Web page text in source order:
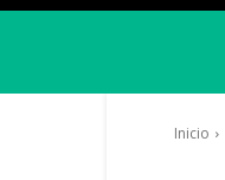
Inicio